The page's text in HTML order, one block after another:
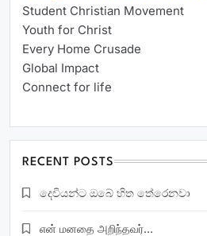
Student Christian Movement
Youth for Christ
Every Home Crusade
Global Impact
Connect for life
RECENT POSTS
දෙවියන්ට ඔබේ හිත තේරෙනවා
என் மனதை அறிந்தவர்…